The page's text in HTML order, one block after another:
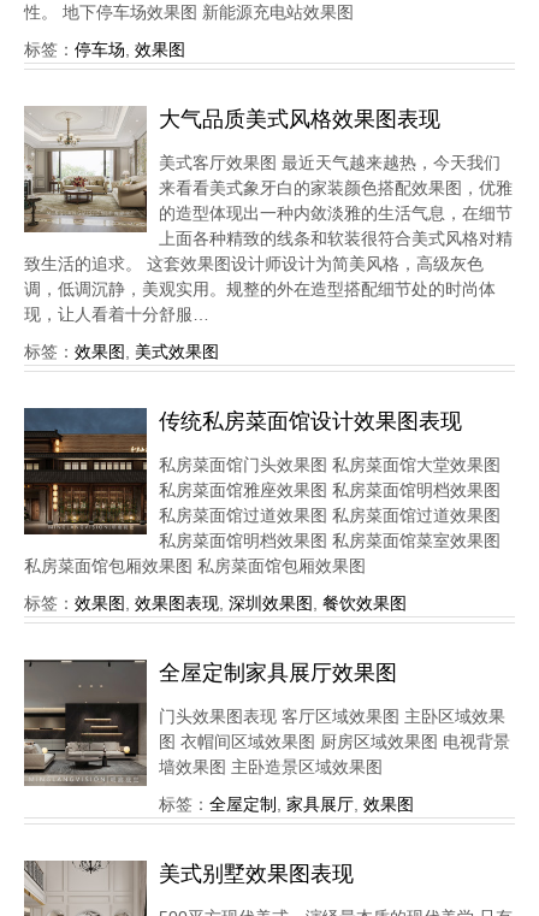
性。 地下停车场效果图 新能源充电站效果图
标签： 停车场 效果图
大气品质美式风格效果图表现
美式客厅效果图 最近天气越来越热，今天我们
来看看美式象牙白的家装颜色搭配效果图，优雅
的造型体现出一种内敛淡雅的生活气息，在细节
上面各种精致的线条和软装很符合美式风格对精
致生活的追求。 这套效果图设计师设计为简美风格，高级灰色
调，低调沉静，美观实用。规整的外在造型搭配细节处的时尚体
现，让人看着十分舒服…
标签： 效果图 美式效果图
传统私房菜面馆设计效果图表现
私房菜面馆门头效果图 私房菜面馆大堂效果图
私房菜面馆雅座效果图 私房菜面馆明档效果图
私房菜面馆过道效果图 私房菜面馆过道效果图
私房菜面馆明档效果图 私房菜面馆菜室效果图
私房菜面馆包厢效果图 私房菜面馆包厢效果图
标签： 效果图 效果图表现 深圳效果图 餐饮效果图
全屋定制家具展厅效果图
门头效果图表现 客厅区域效果图 主卧区域效果
图 衣帽间区域效果图 厨房区域效果图 电视背景
墙效果图 主卧造景区域效果图
标签： 全屋定制 家具展厅 效果图
美式别墅效果图表现